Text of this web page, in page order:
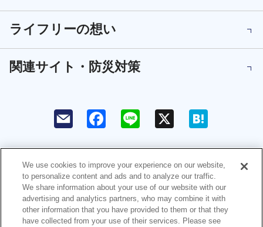
ライフリーの想い
関連サイト・防災対策
b
o
k
n
ユニ・チャームHOME お問い合わせ
ウェブサイト利用規約 プライバシーポリシー
We use cookies to improve your experience on our website,
to personalize content and ads and to analyze our traffic.
We share information about your use of our website with our
advertising and analytics partners, who may combine it with
other information that you have provided to them or that they
have collected from your use of their services. Please see